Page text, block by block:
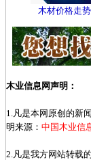
木材价格走
木业信息网声明：
1.凡是本网原创的新
明来源： 中国木业信
2.凡是我方网站转载